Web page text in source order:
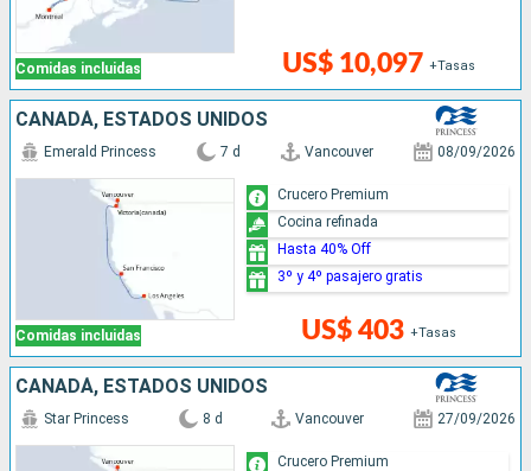
Comidas incluidas US$ 10,097 +Tasas
CANADÁ, ESTADOS UNIDOS
Comidas incluidas
Emerald Princess 7 d Vancouver 08/09/2026
US$ 403 +Tasas
Crucero Premium
Cocina refinada
Hasta 40% Off
3º y 4º pasajero gratis
CANADÁ, ESTADOS UNIDOS
Star Princess 8 d Vancouver 27/09/2026
Crucero Premium